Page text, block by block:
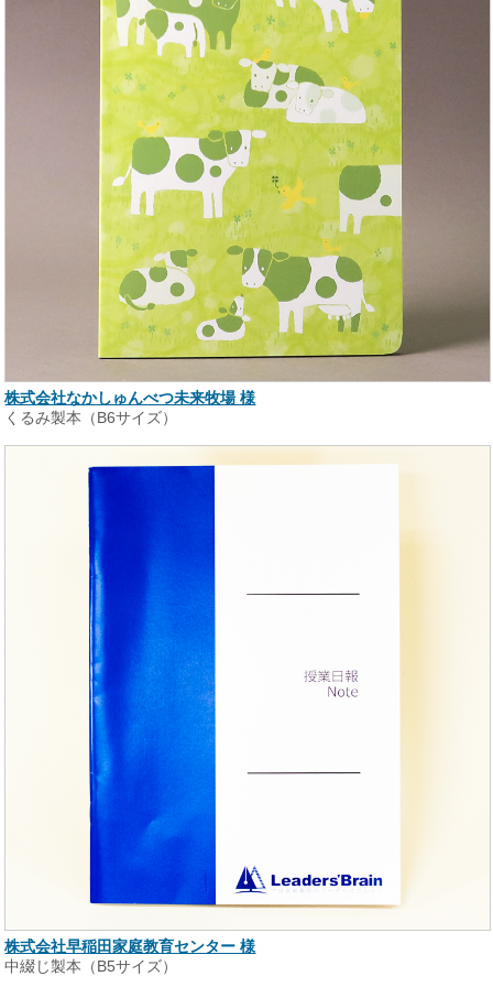
株式会社なかしゅんべつ未来牧場 様
くるみ製本（B6サイズ）
株式会社早稲田家庭教育センター 様
中綴じ製本（B5サイズ）